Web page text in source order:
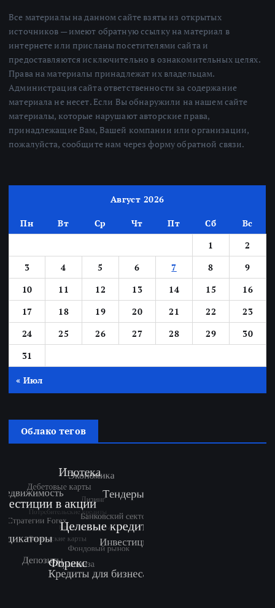
Все материалы на данном сайте взяты из открытых
источников — имеют обратную ссылку на материал в
интернете или присланы посетителями сайта и
предоставляются исключительно в ознакомительных целях.
Права на материалы принадлежат их владельцам.
Администрация сайта ответственности за содержание
материала не несет. Если Вы обнаружили на нашем сайте
материалы, которые нарушают авторские права,
принадлежащие Вам, Вашей компании или организации,
пожалуйста, сообщите нам через форму обратной связи.
Август 2026
Пн Вт Ср Чт Пт Сб
Вс
1
2
3
4 5 6 7 8
9
10
11 12 13 14 15
16
17
18 19 20 21 22
23
24
25 26 27 28 29
30
31
« Июл
Облако тегов